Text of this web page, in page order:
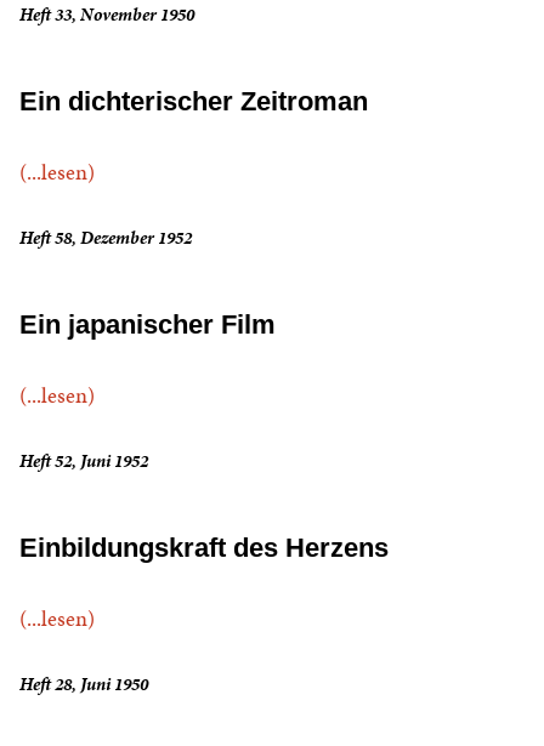
Heft 33, November 1950
Ein dichterischer Zeitroman
(...lesen)
Heft 58, Dezember 1952
Ein japanischer Film
(...lesen)
Heft 52, Juni 1952
Einbildungskraft des Herzens
(...lesen)
Heft 28, Juni 1950